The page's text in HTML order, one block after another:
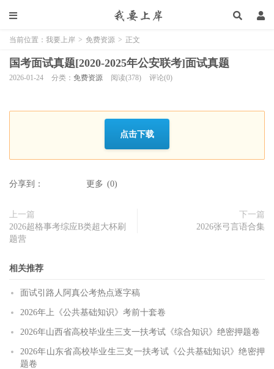
当前位置： 我要上岸 > 免费资源 > 正文
国考面试真题[2020-2025年公安联考]面试真题
2026-01-24 分类： 免费资源 阅读(378) 评论(0)
点击下载
分享到： 更多 (0)
上一篇
2026超格事考综应B类超大杯刷
题营
下一篇
2026张弓言语合集
相关推荐
面试引路人阿真公考热点逐字稿
2026年上《公共基础知识》考前十套卷
2026年山西省高校毕业生三支一扶考试《综合知识》绝密押题卷
2026年山东省高校毕业生三支一扶考试《公共基础知识》绝密押
题卷